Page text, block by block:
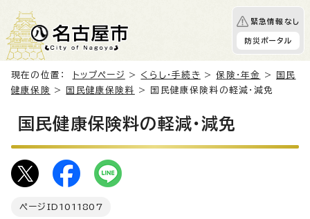
緊急情報なし
防災ポータル
現在の位置： トップページ > くらし・手続き >保険・年金 >
国民
健康保険
> 国民健康保険料 > 国民健康保険料の軽減・減免
国民健康保険料の軽減・減免
ページID 1011807